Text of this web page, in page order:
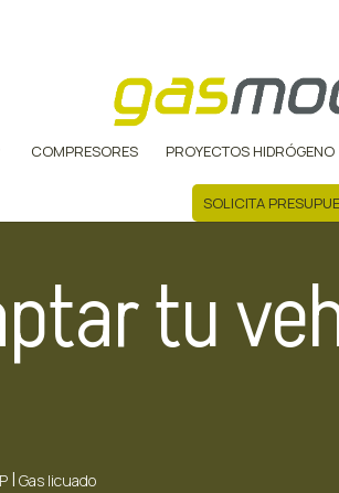
COMPRESORES PROYECTOS HIDRÓGENO
SOLICITA
tu
|Gas licuado